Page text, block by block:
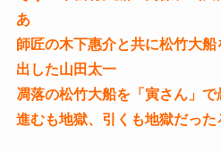
あ
師匠の木下惠介と共に松竹大
出した山田太一
凋落の松竹大船を「寅さん」
進むも地獄、引くも地獄だった